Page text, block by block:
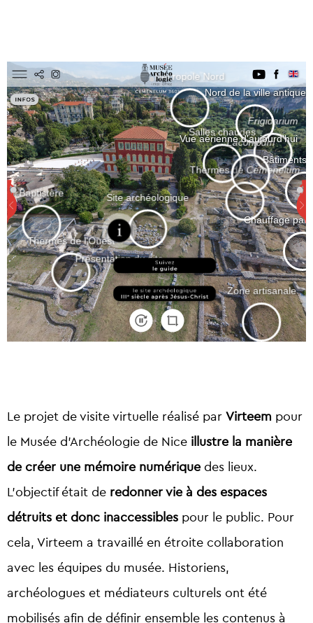
Le projet de visite virtuelle réalisé par Virteem pour
le Musée d’Archéologie de Nice illustre la manière
de créer une mémoire numérique des lieux.
L’objectif était de redonner vie à des espaces
détruits et donc inaccessibles pour le public. Pour
cela, Virteem a travaillé en étroite collaboration
avec les équipes du musée. Historiens,
archéologues et médiateurs culturels ont été
mobilisés afin de définir ensemble les contenus à